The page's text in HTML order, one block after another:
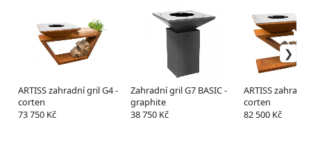
ARTISS zahradní gril G4 -
corten
73 750 Kč
Zahradní gril G7 BASIC -
graphite
38 750 Kč
ARTISS
corten
82 500 Kč